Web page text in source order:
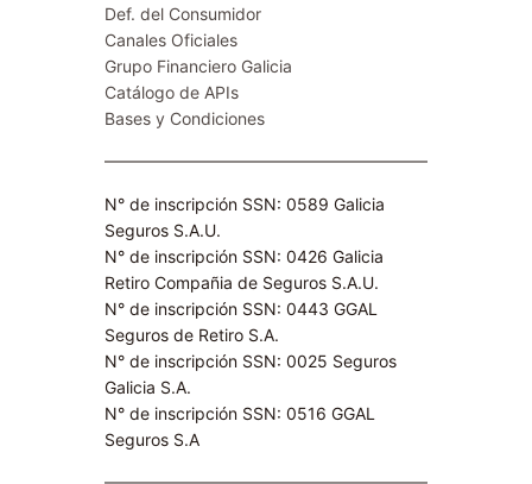
Def. del Consumidor
Canales Oficiales
Grupo Financiero Galicia
Catálogo de APIs
Bases y Condiciones
N° de inscripción SSN: 0589 Galicia
Seguros S.A.U.
N° de inscripción SSN: 0426 Galicia
Retiro Compañia de Seguros S.A.U.​
N° de inscripción SSN: 0443 GGAL
Seguros de Retiro S.A​.
N° de inscripción SSN: 0025 Seguros
Galicia S.A.
N° de inscripción SSN: 0516 GGAL
Seguros S.A​